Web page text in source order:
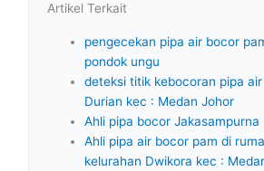
Artikel Terkait
pengecekan pipa air bocor
pondok ungu
deteksi titik kebocoran pipa
Durian kec : Medan Johor
Ahli pipa bocor Jakasampurna
Ahli pipa air bocor pam di
kelurahan Dwikora kec :